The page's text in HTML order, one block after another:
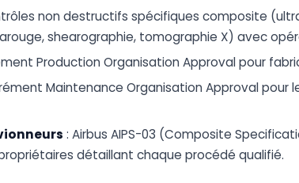
non destructifs spécifiques composite
shearographie, tomographie X) avec
Production Organisation Approval pour
Maintenance Organisation Approval pour
: Airbus AIPS-03 (Composite
détaillant chaque procédé qualifié.